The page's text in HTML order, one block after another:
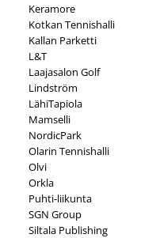
Keramore
Kotkan Tennishalli
Kallan Parketti
L&T
Laajasalon Golf
Lindström
LähiTapiola
Mamselli
NordicPark
Olarin Tennishalli
Olvi
Orkla
Puhti-liikunta
SGN Group
Siltala Publishing